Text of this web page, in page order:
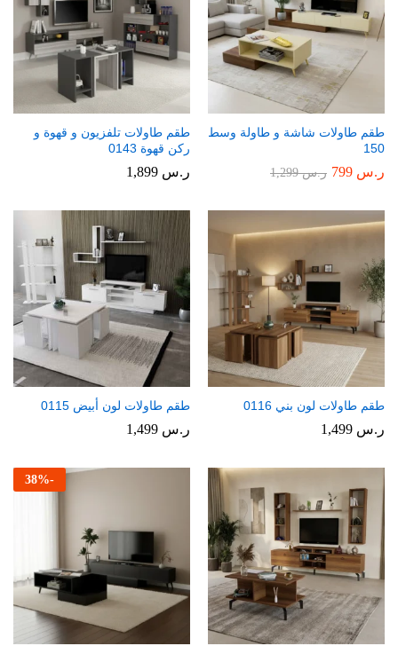
طقم طاولات شاشة و طاولة وسط
150
ر.س ر.س1,299
طقم طاولات تلفزيون و قهوة و
ركن قهوة 0143
ر.س
طقم طاولات لون بني 0116
ر.س
طقم طاولات لون أبيض 0115
ر.س
-
38%